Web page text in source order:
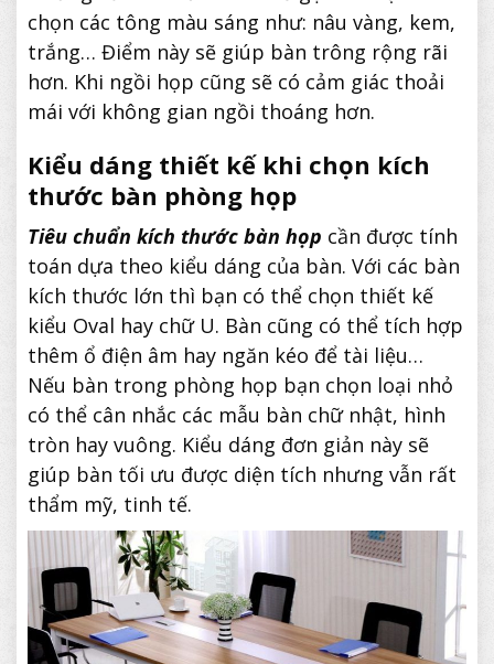
chọn các tông màu sáng như: nâu vàng, kem,
trắng… Điểm này sẽ giúp bàn trông rộng rãi
hơn. Khi ngồi họp cũng sẽ có cảm giác thoải
mái với không gian ngồi thoáng hơn.
Kiểu dáng thiết kế khi chọn kích
thước bàn phòng họp
Tiêu chuẩn kích thước bàn họp cần được tính
toán dựa theo kiểu dáng của bàn. Với các bàn
kích thước lớn thì bạn có thể chọn thiết kế
kiểu Oval hay chữ U. Bàn cũng có thể tích hợp
thêm ổ điện âm hay ngăn kéo để tài liệu…
Nếu bàn trong phòng họp bạn chọn loại nhỏ
có thể cân nhắc các mẫu bàn chữ nhật, hình
tròn hay vuông. Kiểu dáng đơn giản này sẽ
giúp bàn tối ưu được diện tích nhưng vẫn rất
thẩm mỹ, tinh tế.